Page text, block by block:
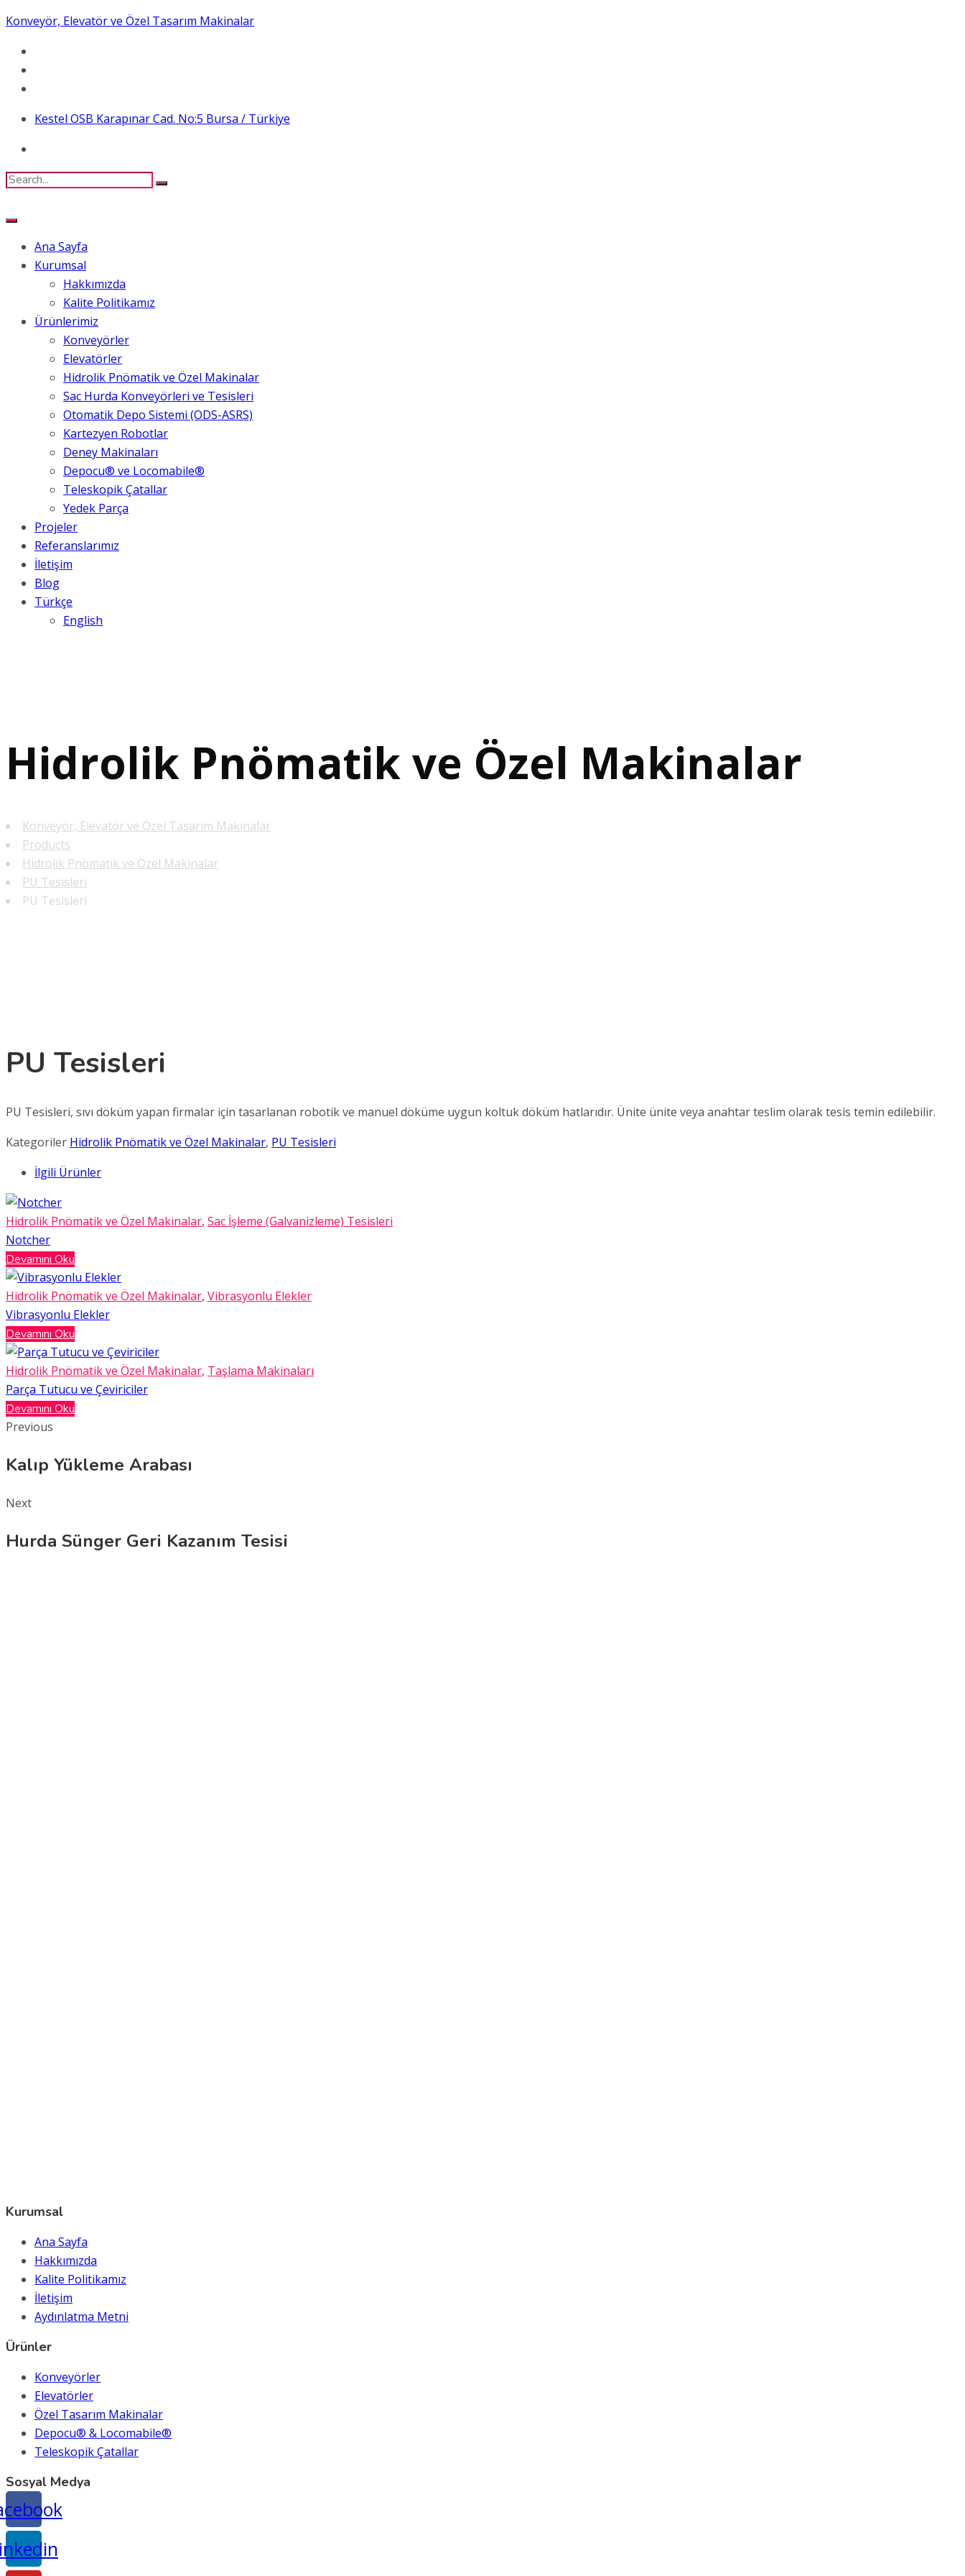
Konveyör, Elevatör ve Özel Tasarım Makinalar
Kestel OSB Karapınar Cad. No:5 Bursa / Türkiye
Ana Sayfa
Kurumsal
Hakkımızda
Kalite Politikamız
Ürünlerimiz
Konveyörler
Elevatörler
Hidrolik Pnömatik ve Özel Makinalar
Sac Hurda Konveyörleri ve Tesisleri
Otomatik Depo Sistemi (ODS-ASRS)
Kartezyen Robotlar
Deney Makinaları
Depocu® ve Locomabile®
Teleskopik Çatallar
Yedek Parça
Projeler
Referanslarımız
İletişim
Blog
Türkçe
English
Hidrolik Pnömatik ve Özel Makinalar
Konveyör, Elevatör ve Özel Tasarım Makinalar
Products
Hidrolik Pnömatik ve Özel Makinalar
PU Tesisleri
PU Tesisleri
PU Tesisleri
PU Tesisleri, sıvı döküm yapan firmalar için tasarlanan robotik ve manuel döküme uygun koltuk döküm hatlarıdır. Ünite ünite veya anahtar teslim olarak tesis temin edilebilir.
Kategoriler Hidrolik Pnömatik ve Özel Makinalar, PU Tesisleri
İlgili Ürünler
Hidrolik Pnömatik ve Özel Makinalar, Sac İşleme (Galvanizleme) Tesisleri
Notcher
Devamını Oku
Hidrolik Pnömatik ve Özel Makinalar, Vibrasyonlu Elekler
Vibrasyonlu Elekler
Devamını Oku
Hidrolik Pnömatik ve Özel Makinalar, Taşlama Makinaları
Parça Tutucu ve Çeviriciler
Devamını Oku
Previous
Kalıp Yükleme Arabası
Next
Hurda Sünger Geri Kazanım Tesisi
Kurumsal
Ana Sayfa
Hakkımızda
Kalite Politikamız
İletişim
Aydınlatma Metni
Ürünler
Konveyörler
Elevatörler
Özel Tasarım Makinalar
Depocu® & Locomabile®
Teleskopik Çatallar
Sosyal Medya